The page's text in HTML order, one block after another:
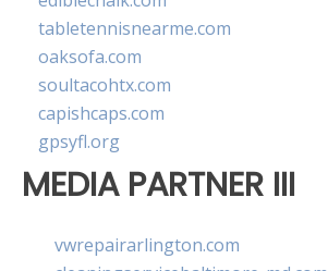
tabletennisnearme.com
oaksofa.com
soultacohtx.com
capishcaps.com
gpsyfl.org
MEDIA PARTNER III
vwrepairarlington.com